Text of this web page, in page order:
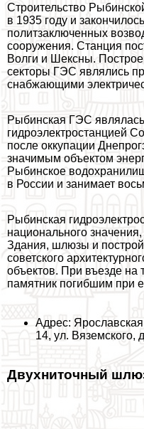
Строительство
в 1935 году и
политзаключенных
сооружения. Станция
Волги и Шексны.
секторы ГЭС являлись
снабжающими
Рыбинская ГЭС
гидроэлектростанцией
после оккупации
значимым объектом
Рыбинское
в России и занимает
Рыбинская
национального
Здания, шлюзы и
советского
объектов. При въезде
памятник погибшим при
Адрес:
14, ул. Вяземского,
Двухниточный